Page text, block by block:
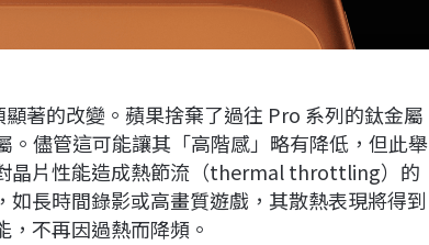
著的改變。蘋果捨棄了過往 Pro 系列的鈦金屬
儘管這可能讓其「高階感」略有降低，但此舉
晶片性能造成熱節流（thermal throttling）的
長時間錄影或高畫質遊戲，其散熱表現將得到
不再因過熱而降頻。